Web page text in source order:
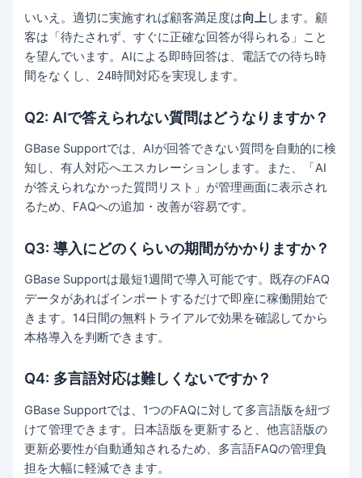
いいえ。適切に実施すれば顧客満足度は向上します。顧
客は「待たされず、すぐに正確な回答が得られる」こと
を望んでいます。AIによる即時回答は、電話での待ち時
間をなくし、24時間対応を実現します。
Q2: AIで答えられない質問はどうなりますか？
GBase Supportでは、AIが回答できない質問を自動的に検
知し、有人対応へエスカレーションします。また、「AI
が答えられなかった質問リスト」が管理画面に表示され
るため、FAQへの追加・改善が容易です。
Q3: 導入にどのくらいの期間がかかりますか？
GBase Supportは最短1週間で導入可能です。既存のFAQ
データがあればインポートするだけで即座に稼働開始で
きます。14日間の無料トライアルで効果を確認してから
本格導入を判断できます。
Q4: 多言語対応は難しくないですか？
GBase Supportでは、1つのFAQに対して多言語版を紐づ
けて管理できます。日本語版を更新すると、他言語版の
更新必要性が自動通知されるため、多言語FAQの管理負
担を大幅に軽減できます。